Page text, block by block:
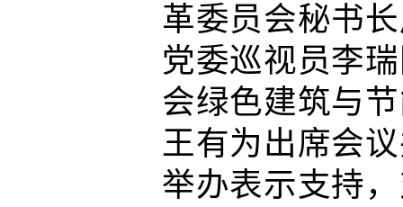
革委员会秘书
党委巡视员李
会绿色建筑与
王有为出席会
举办表示支持